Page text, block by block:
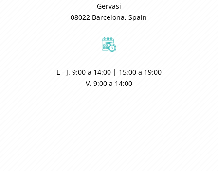
Gervasi
08022 Barcelona, Spain
L - J. 9:00 a 14:00 | 15:00 a 19:00
V. 9:00 a 14:00